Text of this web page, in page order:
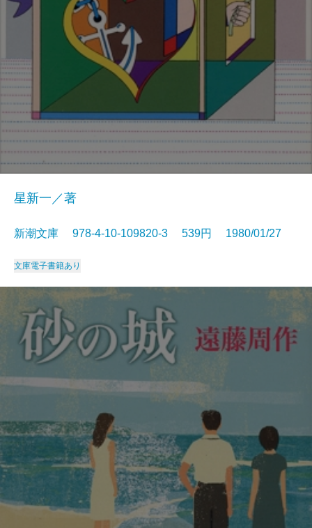
星新一／著
新潮文庫 978-4-10-109820-3 539円 1980/01/27
文庫電子書籍あり